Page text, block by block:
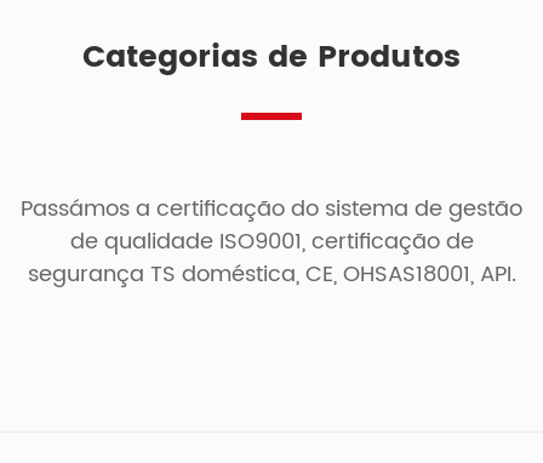
Categorias de Produtos
Passámos a certificação do sistema de gestão
de qualidade ISO9001, certificação de
segurança TS doméstica, CE, OHSAS18001, API.